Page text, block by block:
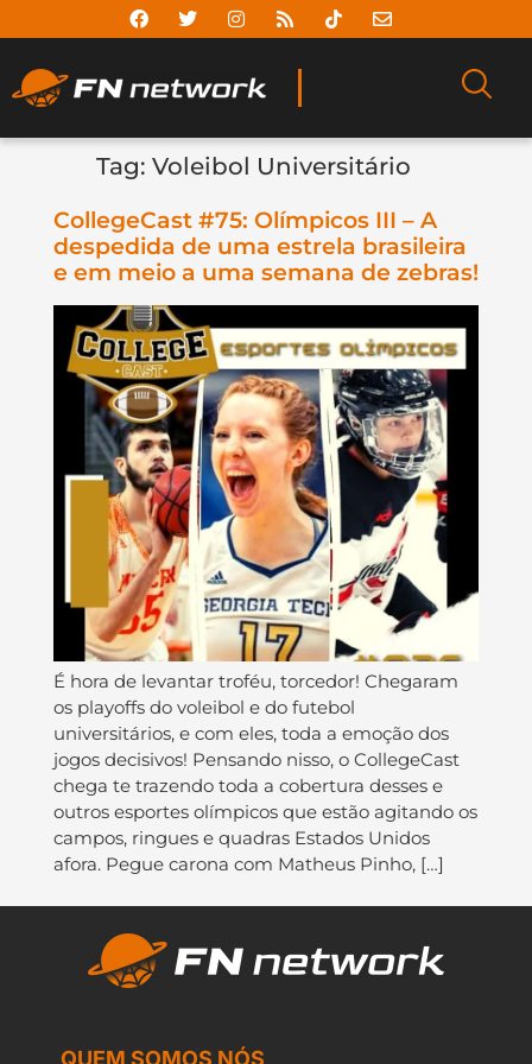
Tag: Voleibol Universitário
CollegeCast #75: Olímpicos III – A
despedida de uma estrela brasileira
e em meio a uma semana de zebras!
É hora de levantar troféu, torcedor! Chegaram
os playoffs do voleibol e do futebol
universitários, e com eles, toda a emoção dos
jogos decisivos! Pensando nisso, o CollegeCast
chega te trazendo toda a cobertura desses e
outros esportes olímpicos que estão agitando os
campos, ringues e quadras Estados Unidos
afora. Pegue carona com Matheus Pinho, […]
QUEM SOMOS NÓS